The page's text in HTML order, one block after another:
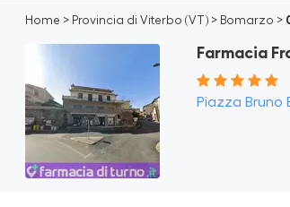
Home > Provincia di Viterbo (VT) > Bomarzo >
Farmacia
Piazza Bruno